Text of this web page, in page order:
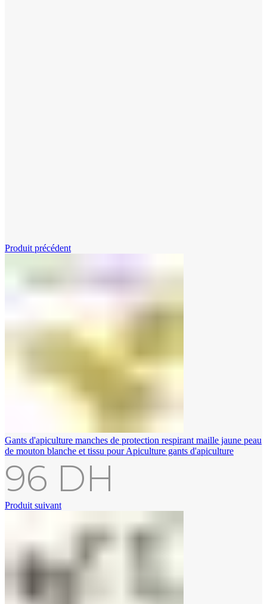
Produit précédent
Gants d'apiculture manches de protection respirant maille jaune peau
de mouton blanche et tissu pour Apiculture gants d'apiculture
96 DH
Produit suivant